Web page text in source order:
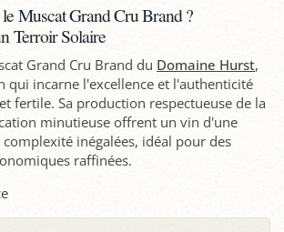
Muscat Grand Cru Brand ?
Terroir Solaire
Grand Cru Brand du Domaine Hurst,
qui incarne l'excellence et l'authenticité
fertile. Sa production respectueuse de la
minutieuse offrent un vin d'une
inégalées, idéal pour des
raffinées.